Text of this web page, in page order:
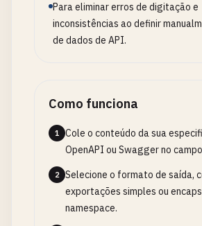
Para eliminar erros de digitação e
inconsistências ao definir
de dados de API.
Como funciona
1
Cole o conteúdo da sua
OpenAPI ou Swagger no
2
Selecione o formato de saída,
exportações simples ou
namespace.